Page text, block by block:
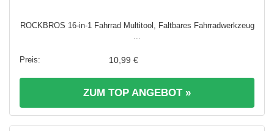
ROCKBROS 16-in-1 Fahrrad Multitool, Faltbares Fahrradwerkzeug
...
10,99 €
ZUM TOP ANGEBOT »